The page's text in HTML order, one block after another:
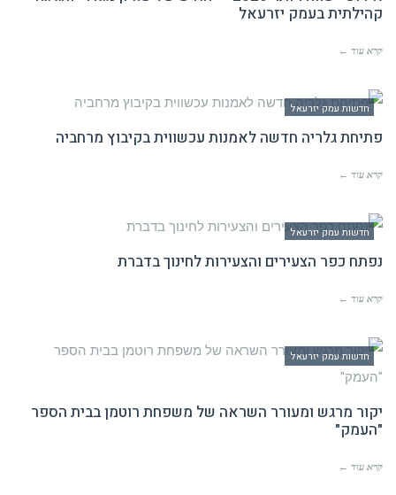
קהילתית בעמק יזרעאל
קרא עוד ←
חדשות עמק יזרעאל
פתיחת גלריה חדשה לאמנות עכשווית בקיבוץ מרחביה
קרא עוד ←
חדשות עמק יזרעאל
נפתח כפר הצעירים והצעירות לחינוך בדברת
קרא עוד ←
חדשות עמק יזרעאל
יקור מרגש ומעורר השראה של משפחת רוטמן בבית הספר
"העמק"
קרא עוד ←